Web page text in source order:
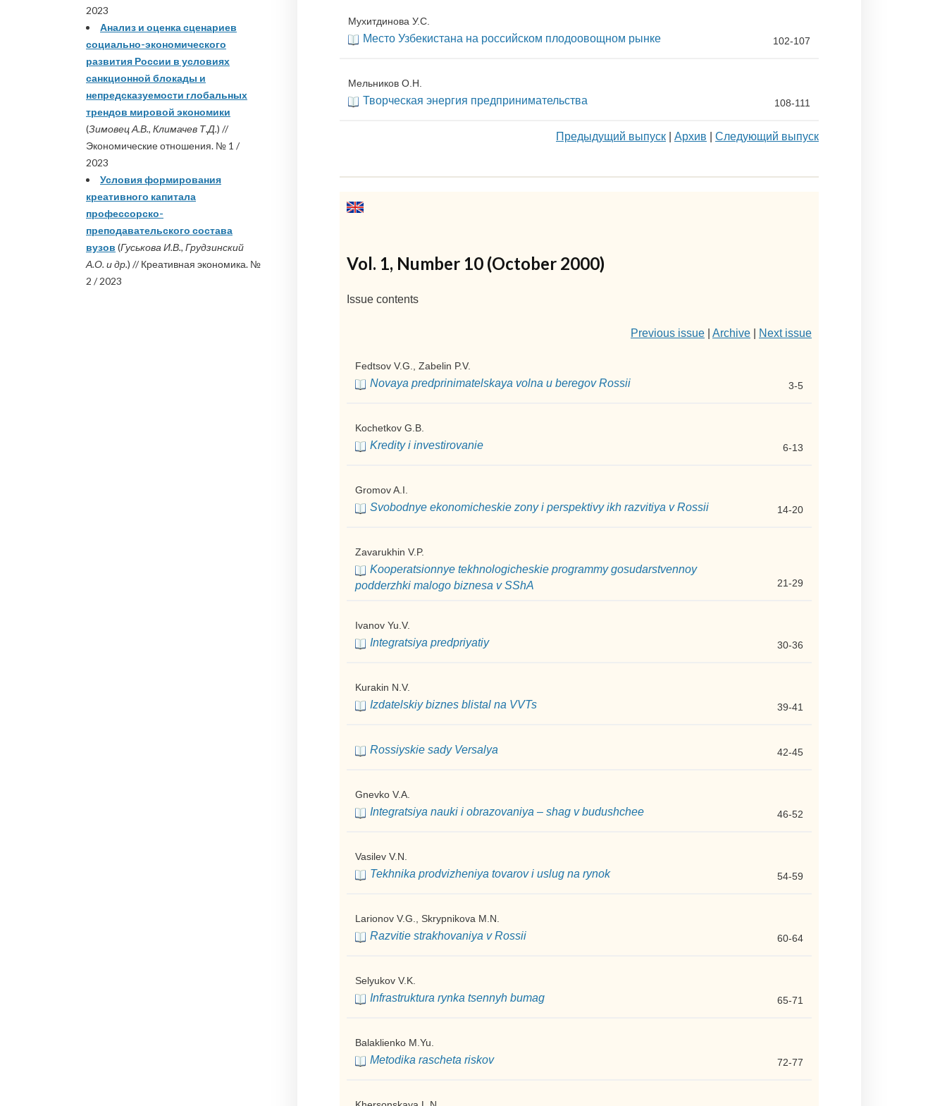
Мухитдинова У.С.
Место Узбекистана на российском плодоовощном рынке 102-107
Мельников О.Н.
Творческая энергия предпринимательства 108-111
Предыдущий выпуск Архив Следующий выпуск
Vol. 1, Number 10 (October 2000)
Issue contents
Previous issue Archive Next issue
Fedtsov V.G., Zabelin P.V.
Novaya predprinimatelskaya volna u beregov Rossii 3-5
Kochetkov G.B.
Kredity i investirovanie 6-13
Gromov A.I.
Svobodnye ekonomicheskie zony i perspektivy ikh razvitiya v Rossii 14-20
Zavarukhin V.P.
Kooperatsionnye tekhnologicheskie programmy gosudarstvennoy
podderzhki malogo biznesa v SShA
21-29
Ivanov Yu.V.
Integratsiya predpriyatiy 30-36
Kurakin N.V.
Izdatelskiy biznes blistal na VVTs 39-41
Rossiyskie sady Versalya 42-45
Gnevko V.A.
Integratsiya nauki i obrazovaniya – shag v budushchee 46-52
Vasilev V.N.
Tekhnika prodvizheniya tovarov i uslug na rynok 54-59
Larionov V.G., Skrypnikova M.N.
Razvitie strakhovaniya v Rossii 60-64
Selyukov V.K.
Infrastruktura rynka tsennyh bumag 65-71
Balaklienko M.Yu.
Metodika rascheta riskov 72-77
2023
Анализ и оценка сценариев
социально-экономического
развития России в условиях
санкционной блокады и
непредсказуемости глобальных
трендов мировой экономики
(Зимовец А.В., Климачев Т.Д.) //
Экономические отношения. № 1 /
2023
Условия формирования
креативного капитала
профессорско-
преподавательского состава
вузов (Гуськова И.В., Грудзинский
А.О. и др.) // Креативная экономика. №
2 / 2023